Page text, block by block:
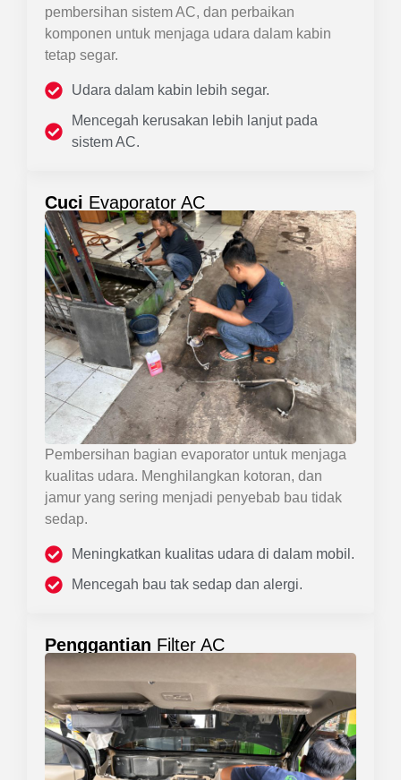
pembersihan sistem AC, dan perbaikan
komponen untuk menjaga udara dalam kabin
tetap segar.
Udara dalam kabin lebih segar.
Mencegah kerusakan lebih lanjut pada
sistem AC.
Cuci Evaporator AC
Pembersihan bagian evaporator untuk menjaga
kualitas udara. Menghilangkan kotoran, dan
jamur yang sering menjadi penyebab bau tidak
sedap.
Meningkatkan kualitas udara di dalam mobil.
Mencegah bau tak sedap dan alergi.
Penggantian Filter AC